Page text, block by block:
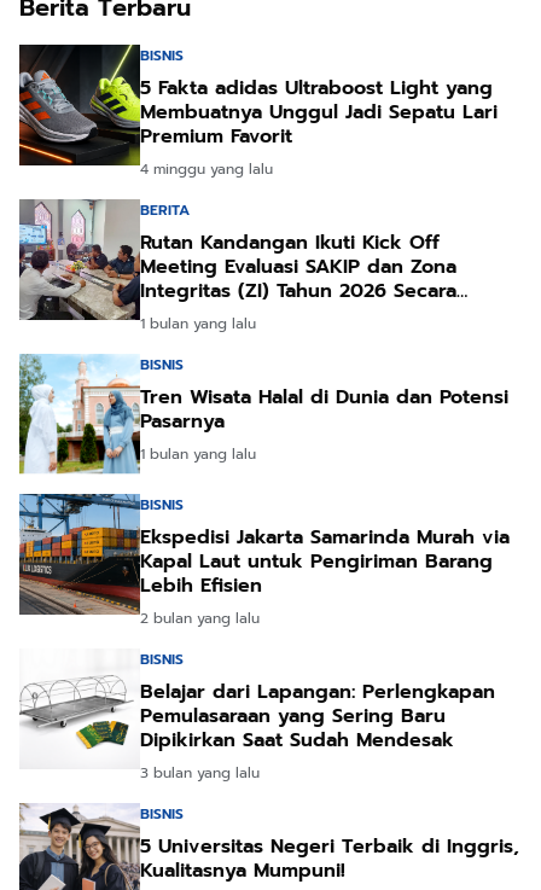
BISNIS
5 Fakta adidas Ultraboost Light yang
Membuatnya Unggul Jadi Sepatu Lari
Premium Favorit
4 minggu yang lalu
BERITA
Rutan Kandangan Ikuti Kick Off
Meeting Evaluasi SAKIP dan Zona
Integritas (ZI) Tahun 2026 Secara
Daring
1 bulan yang lalu
BISNIS
Tren Wisata Halal di Dunia dan Potensi
Pasarnya
1 bulan yang lalu
BISNIS
Ekspedisi Jakarta Samarinda Murah via
Kapal Laut untuk Pengiriman Barang
Lebih Efisien
2 bulan yang lalu
BISNIS
Belajar dari Lapangan: Perlengkapan
Pemulasaraan yang Sering Baru
Dipikirkan Saat Sudah Mendesak
3 bulan yang lalu
BISNIS
5 Universitas Negeri Terbaik di Inggris,
Kualitasnya Mumpuni!